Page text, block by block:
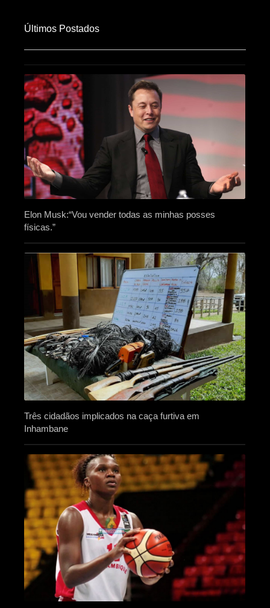
Últimos Postados
Elon Musk:“Vou vender todas as minhas posses
físicas.”
Três cidadãos implicados na caça furtiva em
Inhambane